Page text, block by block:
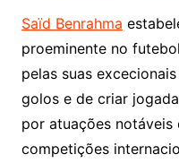
Saïd Benrahma
proeminente no
pelas suas
golos e de criar
por atuações notáveis
competições